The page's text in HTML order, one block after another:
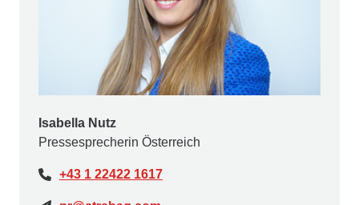
Isabella Nutz
Pressesprecherin Österreich
+43 1 22422 1617